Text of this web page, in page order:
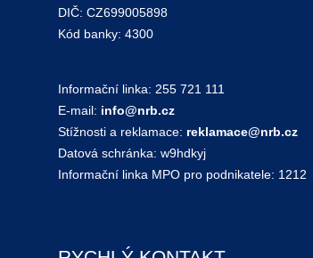
DIČ: CZ699005898
Kód banky: 4300
Informační linka: 255 721 111
E-mail: info@nrb.cz
Stížnosti a reklamace: reklamace@nrb.cz
Datová schránka: w9hdkyj
Informační linka MPO pro podnikatele: 1212